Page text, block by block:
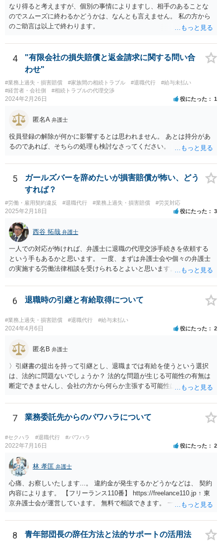
なり得ると考えますが、個別の事情によりますし、相手のあることな
のでスムーズに終わるかどうかは、なんとも言えません。 私の方から
のご助言は以上で終わります。
4
"有限会社の損失賠償と返金請求に関する問い合
わせ"
#業務上過失・損害賠償 #家族間の相続トラブル #退職代行
#給与未払い
#経営者・会社側
#相続トラブルの代理交渉
2024年2月26日 役にたった 1
匿名A 弁護士
役員登録の解除が何かに影響するとは思われません。 あとは持分があ
るのであれば、そちらの処理も検討なさってください。
5
ガールズバーを辞めたいが損害賠償が怖い、どう
すれば？
#労働・雇用契約違反 #退職代行 #業務上過失・損害賠償 #労災対応
2025年2月18日 役にたった 3
西谷 拓哉 弁護士
一人での対応が怖ければ、弁護士に退職の代理交渉手続きを依頼する
という手もあるかと思います。 一度、まずは弁護士会や個々の弁護士
の実施する労働法律相談を受けられるとよいと思います。
6 退職時の引継と有給取得について
#業務上過失・損害賠償 #退職代行 #給与未払い
2024年4月6日 役にたった 2
匿名B 弁護士
〉引継書の提出を持って引継とし、退職までは有給を使うという選択
は、法的に問題ないでしょうか？ 法的な問題が生じる可能性の有無は
断定できませんし、会社の方から何らか主張する可能性はあります。
ん。 それよりも、書いておられる事情がある場合は、いつ、どのよう
な方法で、退職の意思及び退職日まで全日有給休暇を使用することを
会社に伝えるかが、問題になるかもしれないです。 場合よっては退職
代行の利用などもご検討なさってください。
7 業務委託先からのパワハラについて
#セクハラ #退職代行 #パワハラ
2022年7月16日 役にたった 2
林 孝匡 弁護士
心痛、お察しいたします...。 違約金が発生するかどうかなどは、 契約
内容によります。 【フリーランス110番】 https://freelance110.jp ↑ 東
京弁護士会が運営しています。 無料で相談できます。 一度、ご相談す
「パワハラしてたよね」という材料で 減額交渉も可能かもしれませ
ん。
8 青年部団長の辞任方法と法的サポートの活用法